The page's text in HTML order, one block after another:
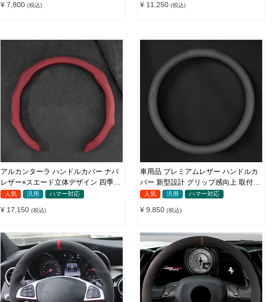
¥ 7,800 (税込) ¥ 11,250 (税込)
アルカンターラ ハンドルカバー ナパ
レザー×スエード立体デザイン 四季汎
用 O/D型兼用 38-40cm
人気 汎用 ハマー対応
¥ 17,150 (税込)
車用品 プレミアムレザー ハンドルカ
バー 新型設計 グリップ感向上 取付簡
単 滑り止め 36〜38cm
人気 汎用 ハマー対応
¥ 9,850 (税込)